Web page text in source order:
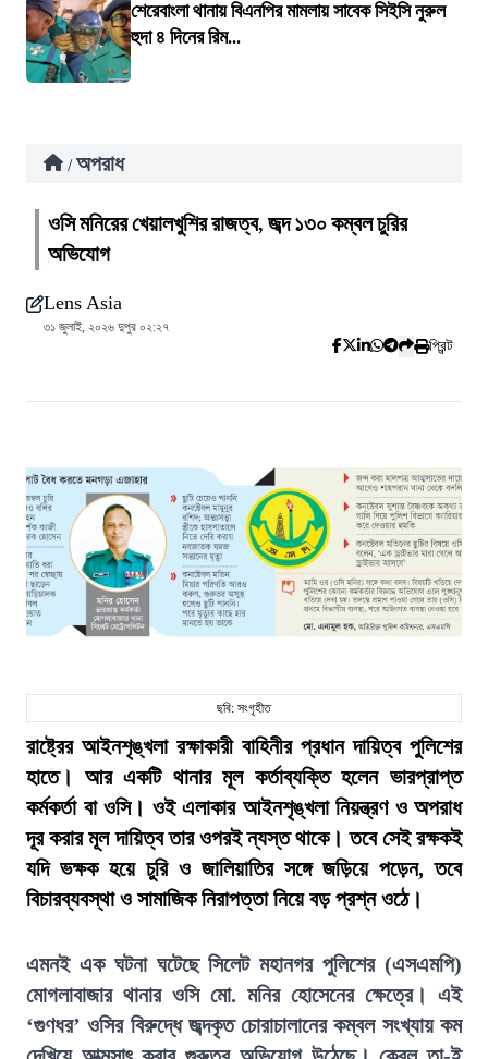
শেরেবাংলা থানায় বিএনপির মামলায় সাবেক সিইসি নুরুল
হুদা ৪ দিনের রিম...
/ অপরাধ
ওসি মনিরের খেয়ালখুশির রাজত্ব, জব্দ ১৩০ কম্বল চুরির
অভিযোগ
Lens Asia
৩১ জুলাই, ২০২৬ দুপুর ০২:২৭
প্রিন্ট
ছবি: সংগৃহীত
রাষ্ট্রের আইনশৃঙ্খলা রক্ষাকারী বাহিনীর প্রধান দায়িত্ব পুলিশের
হাতে। আর একটি থানার মূল কর্তাব্যক্তি হলেন ভারপ্রাপ্ত
কর্মকর্তা বা ওসি। ওই এলাকার আইনশৃঙ্খলা নিয়ন্ত্রণ ও অপরাধ
দূর করার মূল দায়িত্ব তার ওপরই ন্যস্ত থাকে। তবে সেই রক্ষকই
যদি ভক্ষক হয়ে চুরি ও জালিয়াতির সঙ্গে জড়িয়ে পড়েন, তবে
বিচারব্যবস্থা ও সামাজিক নিরাপত্তা নিয়ে বড় প্রশ্ন ওঠে।
এমনই এক ঘটনা ঘটেছে সিলেট মহানগর পুলিশের (এসএমপি)
মোগলাবাজার থানার ওসি মো. মনির হোসেনের ক্ষেত্রে। এই
‘গুণধর’ ওসির বিরুদ্ধে জব্দকৃত চোরাচালানের কম্বল সংখ্যায় কম